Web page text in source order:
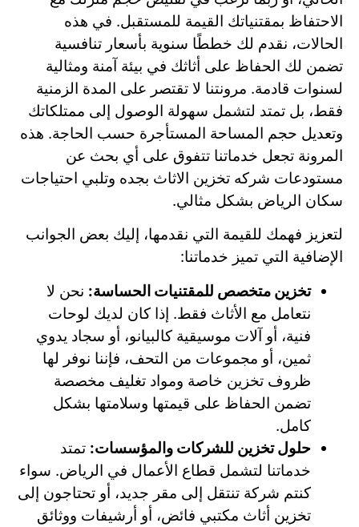
الاحتفاظ بمقتنياتك القيمة للمستقبل. في هذه
الحالات، نقدم لك خططًا سنوية بأسعار تنافسية
تضمن لك الحفاظ على أثاثك في بيئة آمنة ومثالية
لسنوات قادمة. مرونتنا لا تقتصر على المدة الزمنية
فقط، بل تمتد لتشمل سهولة الوصول إلى ممتلكاتك
وتعديل حجم المساحة المستأجرة حسب الحاجة. هذه
المرونة تجعل خدماتنا تتفوق على أي بحث عن
مستودعات شركه تخزين الاثاث بجده وتلبي احتياجات
سكان الرياض بشكل مثالي.
لتعزيز فهمك للقيمة التي نقدمها، إليك بعض الجوانب
الإضافية التي تميز خدماتنا:
تخزين متخصص للمقتنيات الحساسة: نحن لا
نتعامل مع الأثاث فقط. إذا كان لديك لوحات
فنية، أو آلات موسيقية كالبيانو، أو سجاد يدوي
ثمين، أو مجموعات من التحف، فإننا نوفر لها
ظروف تخزين خاصة ومواد تغليف مخصصة
تضمن الحفاظ على قيمتها وسلامتها بشكل
كامل.
حلول تخزين للشركات والمؤسسات: تمتد
خدماتنا لتشمل قطاع الأعمال في الرياض. سواء
كنتم شركة تنتقل إلى مقر جديد، أو تحتاجون إلى
تخزين أثاث مكتبي فائض، أو أرشيفات ووثائق